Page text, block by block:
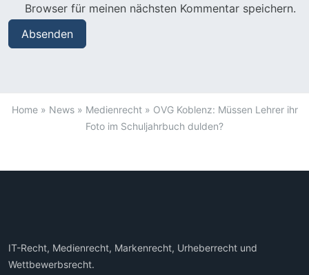
Browser für meinen nächsten Kommentar speichern.
Home» News» Medienrecht» OVG Koblenz: Müssen Lehrer ihr
Foto im Schuljahrbuch dulden?
IT-Recht, Medienrecht, Markenrecht, Urheberrecht und
Wettbewerbsrecht.